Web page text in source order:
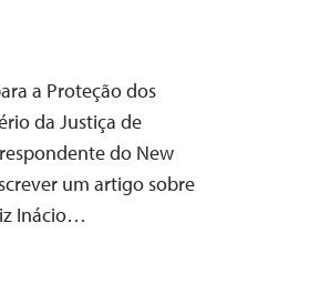
a Proteção dos
da Justiça de
do New
um artigo sobre
Inácio…